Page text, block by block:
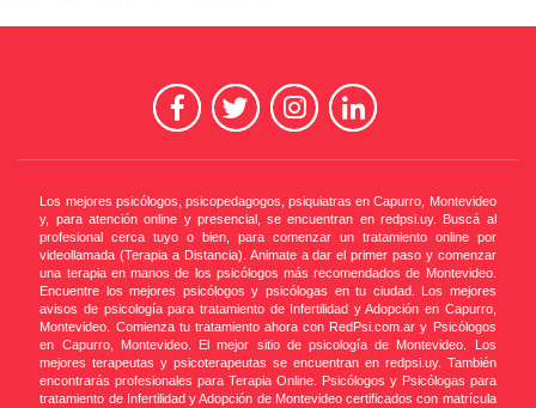
Los mejores psicólogos, psicopedagogos, psiquiatras en Capurro, Montevideo
y, para atención online y presencial, se encuentran en redpsi.uy. Buscá al
profesional cerca tuyo o bien, para comenzar un tratamiento online por
videollamada (Terapia a Distancia). Animate a dar el primer paso y comenzar
una terapia en manos de los psicólogos más recomendados de Montevideo.
Encuentre los mejores psicólogos y psicólogas en tu ciudad. Los mejores
avisos de psicología para tratamiento de Infertilidad y Adopción en Capurro,
Montevideo. Comienza tu tratamiento ahora con RedPsi.com.ar y Psicólogos
en Capurro, Montevideo. El mejor sitio de psicología de Montevideo. Los
mejores terapeutas y psicoterapeutas se encuentran en redpsi.uy. También
encontrarás profesionales para Terapia Online. Psicólogos y Psicólogas para
tratamiento de Infertilidad y Adopción de Montevideo certificados con matrícula